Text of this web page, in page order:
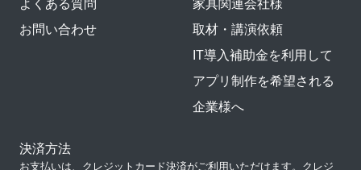
よくある質問
お問い合わせ
家具関連会社様
取材・講演依頼
IT導入補助金を利用して
アプリ制作を希望される
企業様へ
決済方法
お支払いは、クレジットカード決済がご利用いただけます。クレジ